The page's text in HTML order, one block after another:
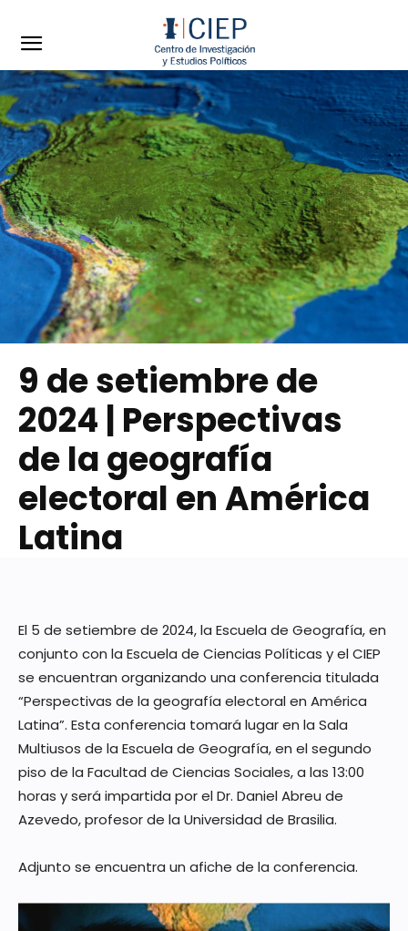
9 de setiembre de
2024 | Perspectivas
de la geografía
electoral en América
Latina
El 5 de setiembre de 2024, la Escuela de Geografía, en
conjunto con la Escuela de Ciencias Políticas y el CIEP
se encuentran organizando una conferencia titulada
“Perspectivas de la geografía electoral en América
Latina”. Esta conferencia tomará lugar en la Sala
Multiusos de la Escuela de Geografía, en el segundo
piso de la Facultad de Ciencias Sociales, a las 13:00
horas y será impartida por el Dr. Daniel Abreu de
Azevedo, profesor de la Universidad de Brasilia.
Adjunto se encuentra un afiche de la conferencia.